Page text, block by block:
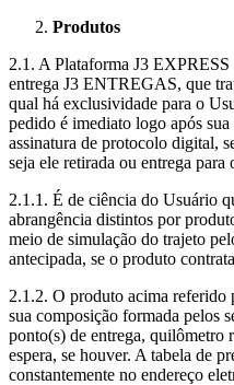
Produtos
2.1. A Plataforma J3
entrega J3 ENTREGAS, que
qual há exclusividade para o
pedido é imediato logo após
assinatura de protocolo digital,
seja ele retirada ou entrega
2.1.1. É de ciência do Usuário
abrangência distintos por
meio de simulação do trajeto
antecipada, se o produto
2.1.2. O produto acima referido
sua composição formada pelos
ponto(s) de entrega, quilômetro
espera, se houver. A tabela de
constantemente no endereço